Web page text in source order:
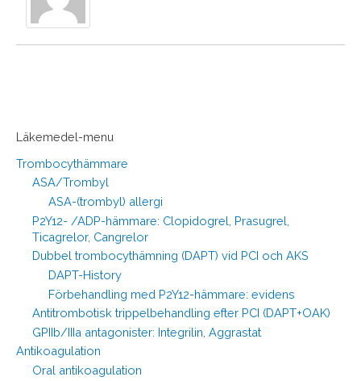
Läkemedel-menu
Trombocythämmare
ASA/Trombyl
ASA-(trombyl) allergi
P2Y12- /ADP-hämmare: Clopidogrel, Prasugrel,
Ticagrelor, Cangrelor
Dubbel trombocythämning (DAPT) vid PCI och AKS
DAPT-History
Förbehandling med P2Y12-hämmare: evidens
Antitrombotisk trippelbehandling efter PCI (DAPT+OAK)
GPIIb/IIIa antagonister: Integrilin, Aggrastat
Antikoagulation
Oral antikoagulation